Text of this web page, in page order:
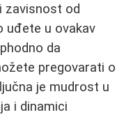
zavisnost od
uđete u ovakav
da
pregovarati o
je mudrost u
i dinamici